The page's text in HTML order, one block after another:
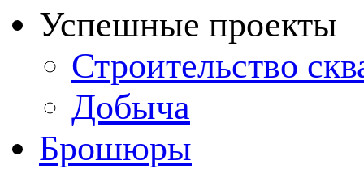
Успешные проекты
Строительство
Добыча
Брошюры